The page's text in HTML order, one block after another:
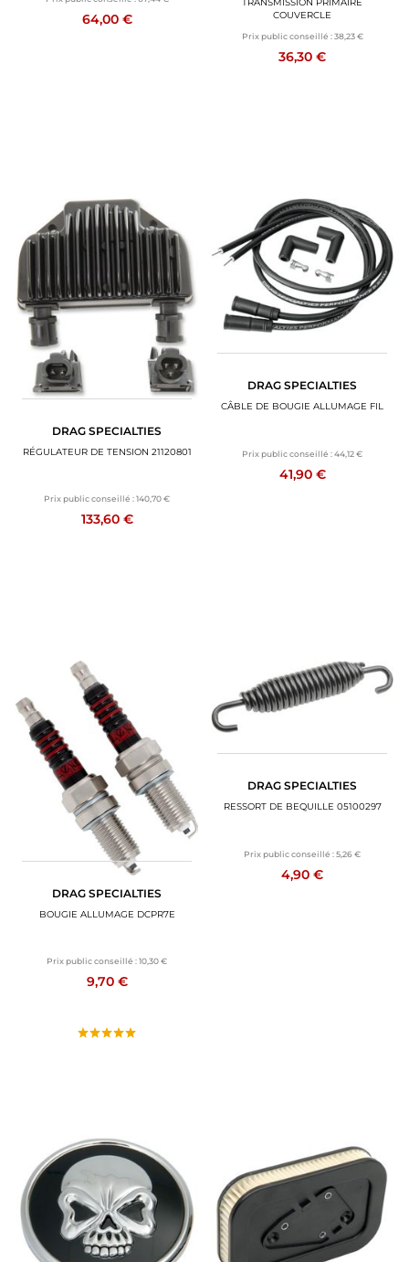
64,00 €
COUVERCLE
Prix public conseillé : 38,23 €
36,30 €
DRAG SPECIALTIES
RÉGULATEUR DE TENSION 21120801
Prix public conseillé :140,70 €
133,60 €
DRAG SPECIALTIES
CÂBLE DE BOUGIE ALLUMAGE FIL
Prix public conseillé :44,12 €
41,90 €
DRAG SPECIALTIES
BOUGIE ALLUMAGE DCPR7E
Prix public conseillé :10,30 €
9,70 €
DRAG SPECIALTIES
RESSORT DE BEQUILLE 05100297
Prix public conseillé :5,26 €
4,90 €